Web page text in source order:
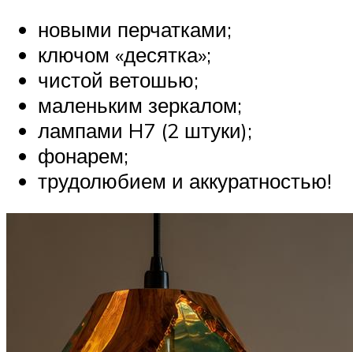
новыми перчатками;
ключом «десятка»;
чистой ветошью;
маленьким зеркалом;
лампами H7 (2 штуки);
фонарем;
трудолюбием и аккуратностью!